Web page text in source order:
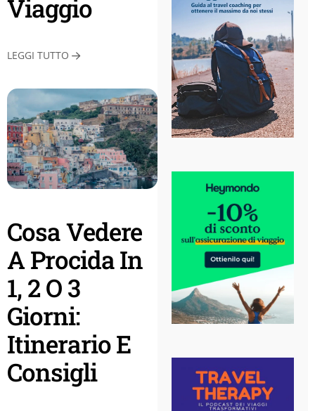
Viaggio
LEGGI TUTTO
Cosa Vedere
A Procida In
1, 2 O 3
Giorni:
Itinerario E
Consigli